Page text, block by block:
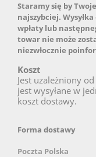
Staramy się by
najszybciej.
wpłaty lub
towar nie może
niezwłocznie
Koszt
Jest uzależniony
jest wysyłane w
koszt dostawy.
Forma dostawy
Poczta Polska